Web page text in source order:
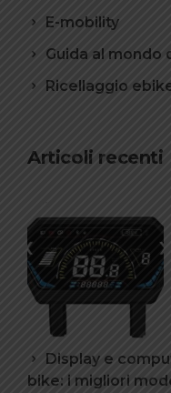
E-mobility
Guida al mondo
Ricellaggio
Articoli recenti
Display e
bike: i migliori